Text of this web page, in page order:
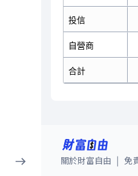
投信
自營商
合計
關於財富自由 免